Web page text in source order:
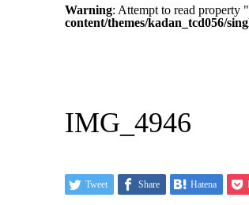
Warning: Attempt to read property
content/themes/kadan_tcd056/
IMG_4946
Tweet Share Hatena